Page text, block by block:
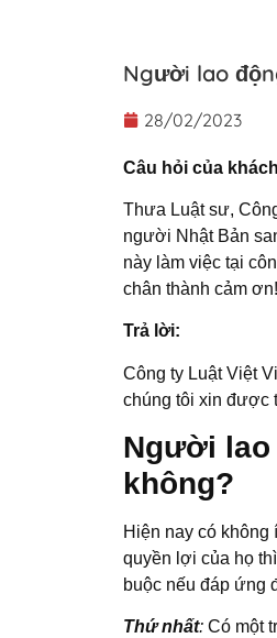
Người lao
28/02/2023
Câu hỏi của
Thưa Luật sư,
người Nhật Bản
này làm việc tại
chân thành cảm ơn!
Trả lời:
Công ty Luật Việt
chúng tôi xin được
Người lao
không?
Hiện nay có
quyền lợi của họ
buộc nếu đáp ứng
Thứ nhất: Có một